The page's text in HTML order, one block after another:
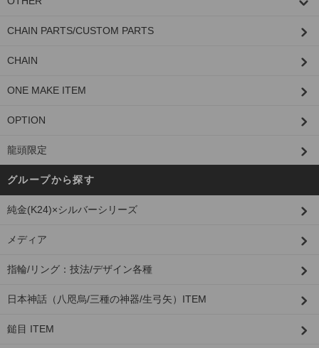
CHAIN PARTS/CUSTOM PARTS
CHAIN
ONE MAKE ITEM
OPTION
龍頭限定
グループから探す
純金(K24)×シルバーシリーズ
メディア
指輪/リング：技法/デザイン各種
日本神話（八咫烏/三種の神器/生弓矢）ITEM
鎚目 ITEM